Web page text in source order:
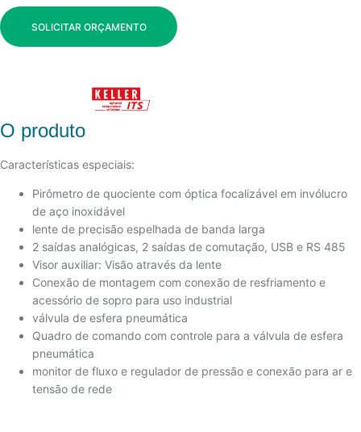
SOLICITAR ORÇAMENTO
O produto
Características especiais:
Pirômetro de quociente com óptica focalizável em invólucro
de aço inoxidável
lente de precisão espelhada de banda larga
2 saídas analógicas, 2 saídas de comutação, USB e RS 485
Visor auxiliar: Visão através da lente
Conexão de montagem com conexão de resfriamento e
acessório de sopro para uso industrial
válvula de esfera pneumática
Quadro de comando com controle para a válvula de esfera
pneumática
monitor de fluxo e regulador de pressão e conexão para ar e
tensão de rede